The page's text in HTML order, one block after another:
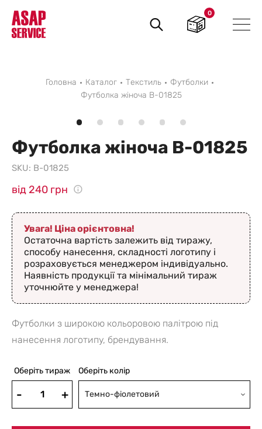
Пошук
товарів
0
Головна Каталог Текстиль
Футболки
Футболка жіноча B-01825
Футболка жіноча B-01825
SKU: B-01825
від 240 грн
Увага! Ціна орієнтовна!
Остаточна вартість залежить від тиражу,
способу нанесення, складності логотипу і
розраховується менеджером індивідуально.
Наявність продукції та мінімальний тираж
уточнюйте у менеджера!
Футболки з широкою кольоровою палітрою під
нанесення логотипу, брендування.
Оберіть тираж Оберіть колір
Темно-фіолетовий